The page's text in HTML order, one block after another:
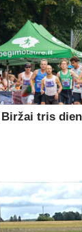
Biržai tris